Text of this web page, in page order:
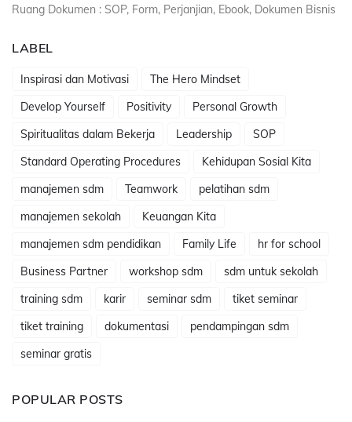
Ruang Dokumen : SOP, Form, Perjanjian, Ebook, Dokumen Bisnis
LABEL
Inspirasi dan Motivasi
The Hero Mindset
Develop Yourself
Positivity
Personal Growth
Spiritualitas dalam Bekerja
Leadership
SOP
Standard Operating Procedures
Kehidupan Sosial Kita
manajemen sdm
Teamwork
pelatihan sdm
manajemen sekolah
Keuangan Kita
manajemen sdm pendidikan
Family Life
hr for school
Business Partner
workshop sdm
sdm untuk sekolah
training sdm
karir seminar sdm
tiket seminar
tiket training
dokumentasi
pendampingan sdm
seminar gratis
POPULAR POSTS